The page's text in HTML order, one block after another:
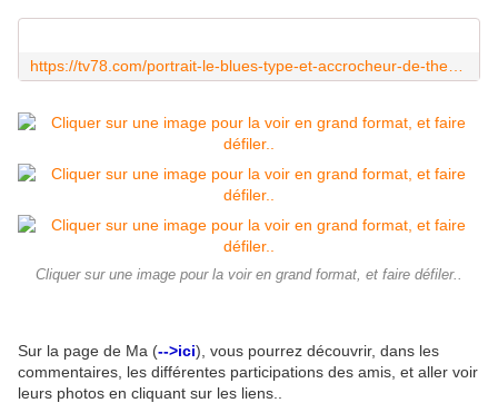
Cliquer sur une image pour la voir en grand format, et faire défiler..
Sur la page de Ma (-->ici), vous pourrez découvrir, dans les
commentaires, les différentes participations des amis, et aller voir
leurs photos en cliquant sur les liens..